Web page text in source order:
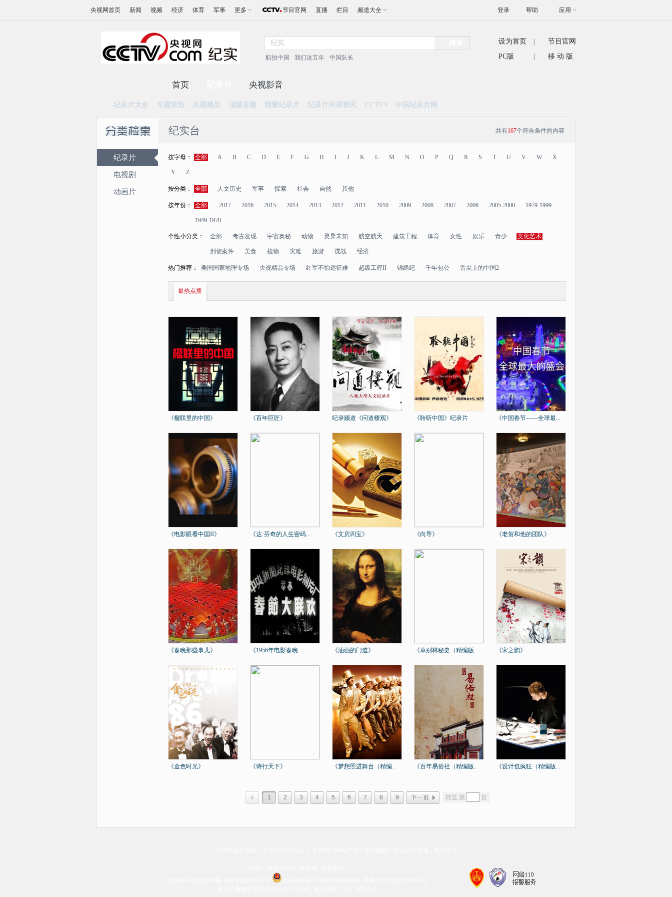
央视网首页 新闻 视频 经济 体育 军事 更多 节目官网 直播 栏目 频道大全 帮助 应用
登录
航拍中国 我们这五年 中国队长
设为首页
节目官网
PC版
移 动 版
首页
纪录片大全 专题策划 央视精品 顶级首播 我爱纪录片 纪录片环球资讯 CCTV9 中国纪录片网
央视影音
纪录片
电视剧
动画片
纪实台 共有167个符合条件的内容
按字母： 全部 A B C D E F G H I J K L M N O P Q R S T U V W X
Y Z
按分类： 全部 人文历史 军事 探索 社会 自然 其他
按年份： 全部 2017 2016 2015 2014 2013 2012 2011 2010 2009 2008 2007 2006 2005-2000 1979-1999
1949-1978
个性小分类： 全部 考古发现 宇宙奥秘 动物 灵异未知 航空航天 建筑工程 体育 女性 娱乐 青少 文化艺术
刑侦案件 美食 植物 灾难 旅游 谍战 经济
热门推荐： 美国国家地理专场 央视精品专场 红军不怕远征难 超级工程II 锦绣纪 千年包公 舌尖上的中国2
最热点播
《楹联里的中国》 《百年巨匠》 纪录频道《问道楼观》 《聆听中国》纪录片 《中国春节——全球最...
《电影眼看中国II》 《达·芬奇的人生密码... 《文房四宝》 《向导》 《老贺和他的团队》
《春晚那些事儿》 《1956年电影春晚... 《油画的门道》 《卓别林秘史（精编版... 《宋之韵》
《金色时光》 《诗行天下》 《梦想照进舞台（精编... 《百年易俗社（精编版... 《设计也疯狂（精编版...
1 2 3 4 5 6 7 8 9 下一页 转至 第 页